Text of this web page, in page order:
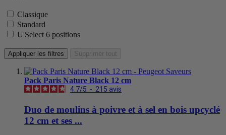
Classique
Standard
U'Select 6 positions
Appliquer les filtres Supprimer tout
Pack Paris Nature Black 12 cm
4.7/5 - 215 avis
Duo de moulins à poivre et à sel en bois upcyclé
12 cm et ses ...